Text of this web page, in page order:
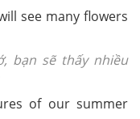
see many flowers
bạn sẽ thấy nhiều
of our summer